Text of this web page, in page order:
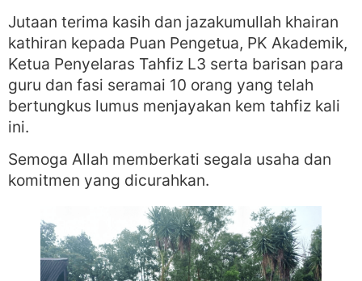
Jutaan terima kasih dan jazakumullah khairan
kathiran kepada Puan Pengetua, PK Akademik,
Ketua Penyelaras Tahfiz L3 serta barisan para
guru dan fasi seramai 10 orang yang telah
bertungkus lumus menjayakan kem tahfiz kali
ini.
Semoga Allah memberkati segala usaha dan
komitmen yang dicurahkan.